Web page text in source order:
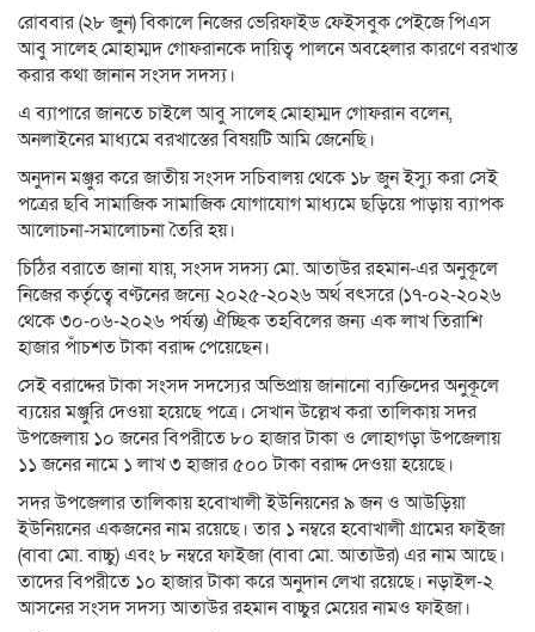
রোববার (২৮ জুন) বিকালে নিজের ভেরিফাইড ফেইসবুক পেইজে পিএস
আবু সালেহ মোহাম্মদ গোফরানকে দায়িত্ব পালনে অবহেলার কারণে বরখাস্ত
করার কথা জানান সংসদ সদস্য।
এ ব্যাপারে জানতে চাইলে আবু সালেহ মোহাম্মদ গোফরান বলেন,
অনলাইনের মাধ্যমে বরখাস্তের বিষয়টি আমি জেনেছি।
অনুদান মঞ্জুর করে জাতীয় সংসদ সচিবালয় থেকে ১৮ জুন ইস্যু করা সেই
পত্রের ছবি সামাজিক সামাজিক যোগাযোগ মাধ্যমে ছড়িয়ে পাড়ায় ব্যাপক
আলোচনা-সমালোচনা তৈরি হয়।
চিঠির বরাতে জানা যায়, সংসদ সদস্য মো. আতাউর রহমান-এর অনুকূলে
নিজের কর্তৃত্বে বণ্টনের জন্যে ২০২৫-২০২৬ অর্থ বৎসরে (১৭-০২-২০২৬
থেকে ৩০-০৬-২০২৬ পর্যন্ত) ঐচ্ছিক তহবিলের জন্য এক লাখ তিরাশি
হাজার পাঁচশত টাকা বরাদ্দ পেয়েছেন।
সেই বরাদ্দের টাকা সংসদ সদস্যের অভিপ্রায় জানানো ব্যক্তিদের অনুকূলে
ব্যয়ের মঞ্জুরি দেওয়া হয়েছে পত্রে। সেখান উল্লেখ করা তালিকায় সদর
উপজেলায় ১০ জনের বিপরীতে ৮০ হাজার টাকা ও লোহাগড়া উপজেলায়
১১ জনের নামে ১ লাখ ৩ হাজার ৫০০ টাকা বরাদ্দ দেওয়া হয়েছে।
সদর উপজেলার তালিকায় হবোখালী ইউনিয়নের ৯ জন ও আউড়িয়া
ইউনিয়নের একজনের নাম রয়েছে। তার ১ নম্বরে হবোখালী গ্রামের ফাইজা
(বাবা মো. বাচ্চু) এবং ৮ নম্বরে ফাইজা (বাবা মো. আতাউর) এর নাম আছে।
তাদের বিপরীতে ১০ হাজার টাকা করে অনুদান লেখা রয়েছে। নড়াইল-২
আসনের সংসদ সদস্য আতাউর রহমান বাচ্চুর মেয়ের নামও ফাইজা।